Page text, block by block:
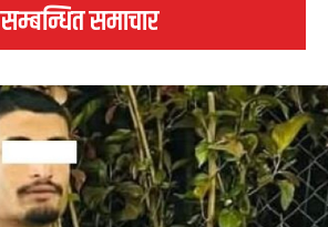
सम्बन्धित समाचार